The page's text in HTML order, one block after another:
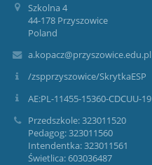
Szkolna 4
44-178 Przyszowice
Poland
a.kopacz@przyszowice.edu.pl
/zspprzyszowice/SkrytkaESP
AE:PL-11455-15360-CDCUU-19
Przedszkole: 323011520
Pedagog: 323011560
Intendentka: 323011561
Świetlica: 603036487